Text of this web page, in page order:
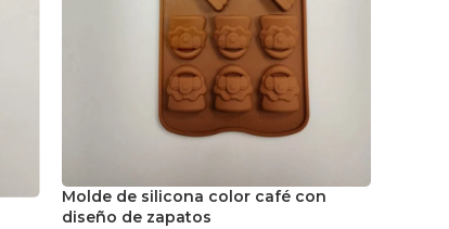
Molde de silicona color café con
diseño de zapatos